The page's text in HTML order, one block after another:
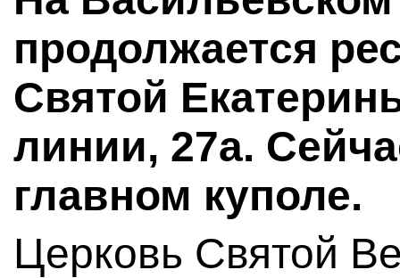
продолжается
Святой
линии, 27а.
главном куполе.
Церковь Святой